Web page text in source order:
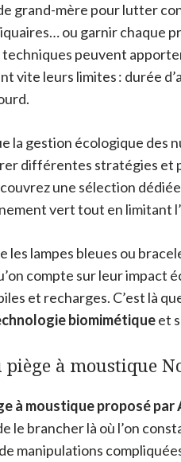
grand-mère pour lutter
ou garnir chaque
peuvent
vite leurs limites : durée
la gestion écologique des
différentes stratégies et
une sélection
vert tout en limitant
les lampes bleues ou
compte sur leur impact
et recharges. C’est là
biomimétiqueet
à moustique
à moustique proposé par
le brancher là où l’on
manipulations